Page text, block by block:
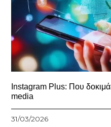
Instagram Plus: Που
media
31/03/2026